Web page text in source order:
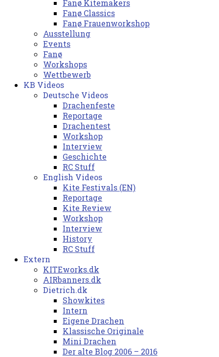
Fanø Kitemakers
Fanø Classics
Fanø Frauenworkshop
Ausstellung
Events
Fanø
Workshops
Wettbewerb
KB Videos
Deutsche Videos
Drachenfeste
Reportage
Drachentest
Workshop
Interview
Geschichte
RC Stuff
English Videos
Kite Festivals (EN)
Reportage
Kite Review
Workshop
Interview
History
RC Stuff
Extern
KITEworks.dk
AIRbanners.dk
Dietrich.dk
Showkites
Intern
Eigene Drachen
Klassische Originale
Mini Drachen
Der alte Blog 2006 – 2016